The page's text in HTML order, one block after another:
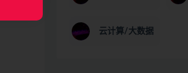
云计算/大数据